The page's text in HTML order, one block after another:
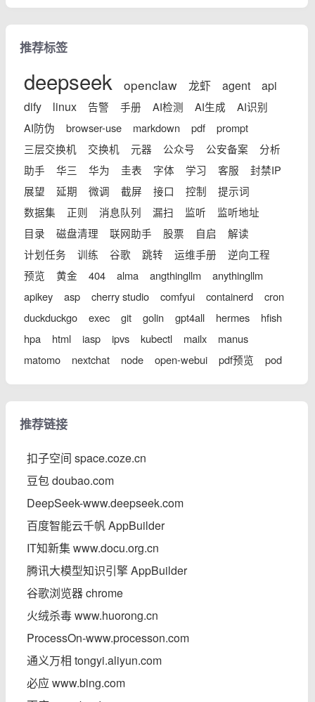
推荐标签
deepseek openclaw 龙虾 agent
api
dify
linux 告警 手册 AI检测 AI生成
AI识别
AI防伪
browser-use markdown pdf
prompt
三层交换机
交换机 元器 公众号 公安备案
分析
助手
华三 华为 圭表 字体 学习 客服
封禁IP
展望
延期 微调 截屏 接口 控制
提示词
数据集
正则 消息队列 漏扫 监听
监听地址
目录
磁盘清理 联网助手 股票 自启
解读
计划任务
训练 谷歌 跳转 运维手册
逆向工程
预览
黄金 404 alma angthingllm
anythingllm
apikey
asp cherry studio comfyui containerd
cron
duckduckgo
exec git golin gpt4all hermes
hfish
hpa
html iasp ipvs kubectl mailx
manus
matomo
nextchat node open-webui pdf预览 pod
推荐链接
扣子空间 space.coze.cn
豆包 doubao.com
DeepSeek-www.deepseek.com
百度智能云千帆 AppBuilder
IT知新集 www.docu.org.cn
腾讯大模型知识引擎 AppBuilder
谷歌浏览器 chrome
火绒杀毒 www.huorong.cn
ProcessOn-www.processon.com
通义万相 tongyi.aliyun.com
必应 www.bing.com